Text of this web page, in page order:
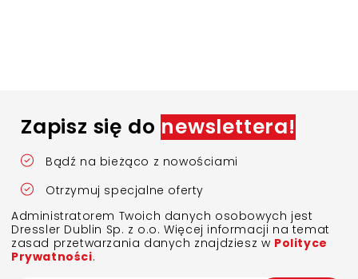
Zapisz się do newslettera!
Bądź na bieżąco z nowościami
Otrzymuj specjalne oferty
Administratorem Twoich danych osobowych jest
Dressler Dublin Sp. z o.o. Więcej informacji na temat
zasad przetwarzania danych znajdziesz w Polityce
Prywatności.